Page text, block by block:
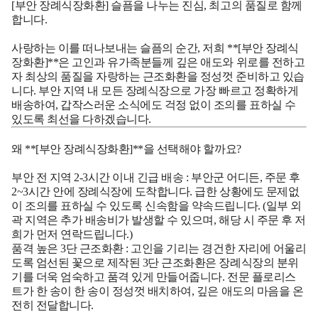
[부안 장례식장화환] 슬픔을 나누는 진심, 최고의 품질로 함께
합니다.
사랑하는 이를 떠나보내는 슬픔의 순간, 저희 **[부안 장례식
장화환]**은 고인과 유가족분들께 깊은 애도와 위로를 전하고
자 최상의 품질을 자랑하는 근조화환을 정성껏 준비하고 있습
니다. 부안 지역 내 모든 장례식장으로 가장 빠르고 정확하게
배송하여, 갑작스러운 소식에도 걱정 없이 조의를 표하실 수
있도록 최선을 다하겠습니다.
왜 **[부안 장례식장화환]**을 선택해야 할까요?
부안 전 지역 2-3시간 이내 긴급 배송 : 부안군 어디든, 주문 후
2~3시간 안에 장례식장에 도착합니다. 급한 상황에도 문제없
이 조의를 표하실 수 있도록 신속함을 약속드립니다. (일부 외
곽 지역은 추가 배송비가 발생할 수 있으며, 해당 시 주문 후 저
희가 먼저 연락드립니다.)
품격 높은 3단 근조화환 : 고인을 기리는 경건한 자리에 어울리
도록 엄선된 꽃으로 제작된 3단 근조화환은 장례식장의 분위
기를 더욱 엄숙하고 품격 있게 만들어줍니다. 전문 플로리스
트가 한 송이 한 송이 정성껏 배치하여, 깊은 애도의 마음을 온
전히 전달합니다.